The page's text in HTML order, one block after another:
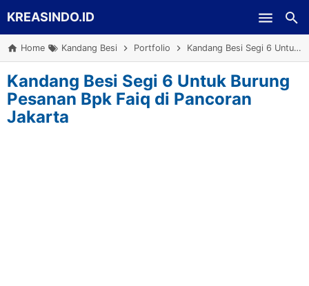
KREASINDO.ID
Home Kandang Besi Portfolio Kandang Besi Segi 6 Untuk Burung Pesanan Bpk Faiq di Pancoran Jakarta
Kandang Besi Segi 6 Untuk Burung
Pesanan Bpk Faiq di Pancoran
Jakarta